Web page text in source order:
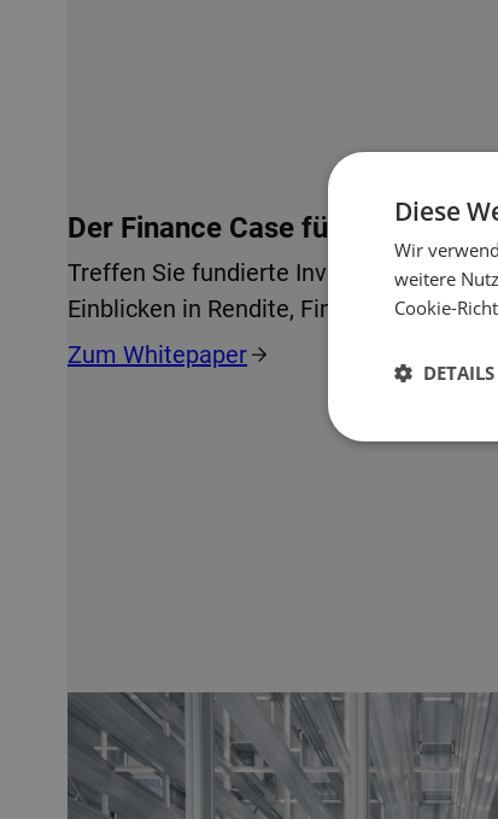
Der Finance Case für
Treffen Sie fundierte
Einblicken in Rendite, Finanzierung und
Zum Whitepaper
Diese
Wir
weitere
Cookie-